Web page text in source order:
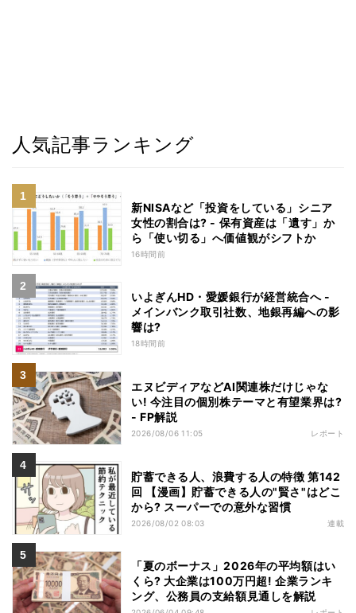
人気記事ランキング
新NISAなど「投資をしている」シニア
女性の割合は? - 保有資産は「遺す」か
ら「使い切る」へ価値観がシフトか
16時間前
いよぎんHD・愛媛銀行が経営統合へ -
メインバンク取引社数、地銀再編への影
響は?
18時間前
エヌビディアなどAI関連株だけじゃな
い! 今注目の個別株テーマと有望業界は?
- FP解説
2026/08/06 11:05 レポート
貯蓄できる人、浪費する人の特徴 第142
回 【漫画】貯蓄できる人の"賢さ"はどこ
から? スーパーでの意外な習慣
2026/08/02 08:03 連載
「夏のボーナス」2026年の平均額はい
くら? 大企業は100万円超! 企業ランキ
ング、公務員の支給額見通しを解説